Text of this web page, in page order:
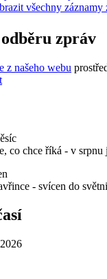
všechny záznamy
zpráv
z našeho webu
co chce říká - v srpnu
- svícen do